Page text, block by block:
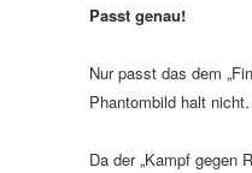
Passt genau!
Nur passt das dem
Phantombild halt
Da der „Kampf gegen